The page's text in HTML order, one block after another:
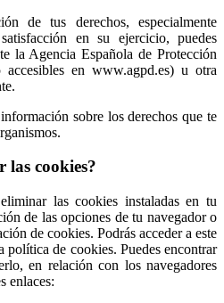
de tus derechos, especialmente
en su ejercicio, puedes
la Agencia Española de Protección
en www.agpd.es) u otra
sobre los derechos que te
las cookies?
las cookies instaladas en tu
de las opciones de tu navegador o
de cookies. Podrás acceder a este
política de cookies. Puedes encontrar
en relación con los navegadores
enlaces: